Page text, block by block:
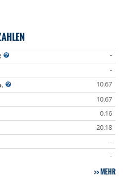
-
-
10.67
10.67
0.16
20.18
-
-
MEHR